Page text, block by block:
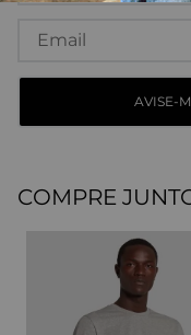
COMPRE